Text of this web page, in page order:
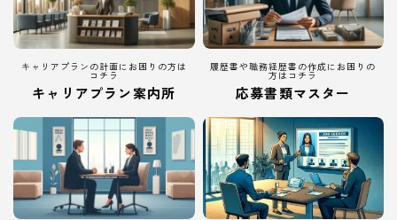
キャリアプランの計画にお困りの方は
コチラ
キャリアプラン案内所
履歴書や職務経歴書の作成にお困りの
方はコチラ
応募書類マスター